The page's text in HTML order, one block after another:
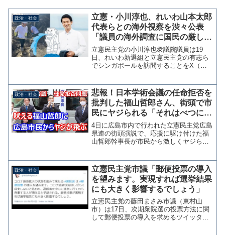
政治・社会
立憲・小川淳也、れいわ山本太郎
代表らとの海外視察を渋々公表
「議員の海外調査に国民の厳しい
目が注がれている事を深く自覚し
たい」
立憲民主党の小川淳也衆議院議員は19
日、れいわ新選組と立憲民主党の有志ら
でシンガポールを訪問することをX（旧
が、自民党のパリ視察が批判されたこと
を受け「国会議員の海外調査...
政治・社会
悲報！日本学術会議の任命拒否を
批判した福山哲郎さん、街頭で市
民にヤジられる「それはべつにい
いだろう（怒）」
4日に広島市内で行われた立憲民主党広島
県連の街頭演説で、応援に駆け付けた福
山哲郎幹事長が市民から激しくヤジられ
が日本学術会議の任命拒否問題を取り上
げ、地元広島のカープ...
政治・社会
立憲民主党市議「郵便投票の導入
を望みます。実現すれば選挙結果
にも大きく影響するでしょう」
立憲民主党の藤田まさみ市議（東村山
市）は17日、次期衆院選の投票方法に関
して郵便投票の導入を求めるツイッター